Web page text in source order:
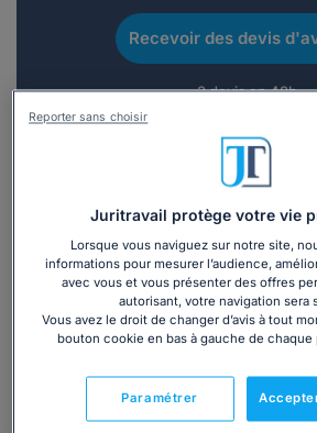
Recevoir des devis
3 devis en 48h
Vous souhaitez une
téléphone ?
Consulter
vendredi)
Juritravail protège votre vie
Lorsque vous naviguez sur notre site,
informations pour mesurer l’audience,
avec vous et vous présenter des offres
autorisant, votre navigation sera
Vous avez le droit de changer d’avis à tout
bouton cookie en bas à gauche de chaque
Paramétrer
Reporter sans choisir